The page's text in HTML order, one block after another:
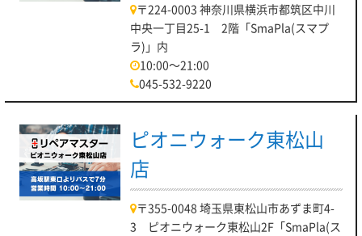
〒224-0003 神奈川県横浜市都筑区中川
中央一丁目25-1 2階「SmaPla(スマプ
ラ)」内
10:00～21:00
045-532-9220
ピオニウォーク東松山
店
〒355-0048 埼玉県東松山市あずま町4-
3 ピオニウォーク東松山2F「SmaPla(ス